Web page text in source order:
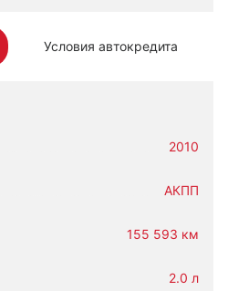
Условия автокредита
2010
АКПП
155 593 км
2.0 л